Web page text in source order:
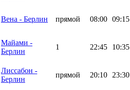
Вена - Берлин прямой 08:00 09:15
Майами -
Берлин
1 22:45 10:35
Лиссабон -
Берлин
прямой 20:10 23:30